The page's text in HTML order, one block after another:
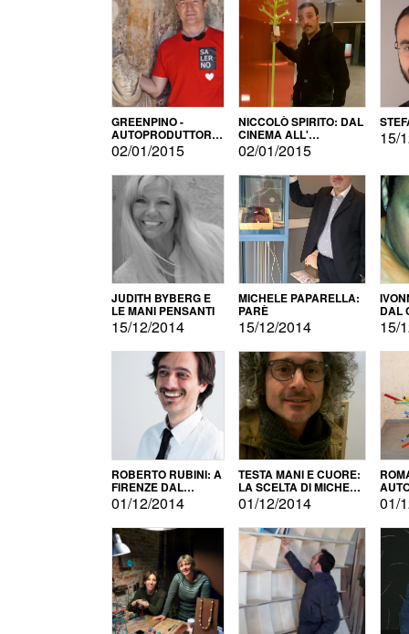
GREENPINO -
AUTOPRODUTTORE
PER AMORE
02/01/2015
NICCOLÒ SPIRITO: DAL
CINEMA ALL'
AUTOPRODUZIONE
02/01/2015
15/
JUDITH BYBERG E
LE MANI PENSANTI
15/12/2014
MICHELE PAPARELLA:
PARÈ
15/12/2014
DAL
15/
ROBERTO RUBINI: A
FIRENZE DAL
PRODOTTO ALLA
PROMOZIONE
01/12/2014
TESTA MANI E CUORE:
LA SCELTA DI MICHELE
BARBERIO
01/12/2014 01/